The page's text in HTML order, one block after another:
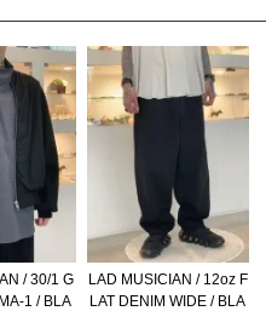
/ 30/1 G
1 / BLA
LAD MUSICIAN / 12oz F
LAT DENIM WIDE / BLA